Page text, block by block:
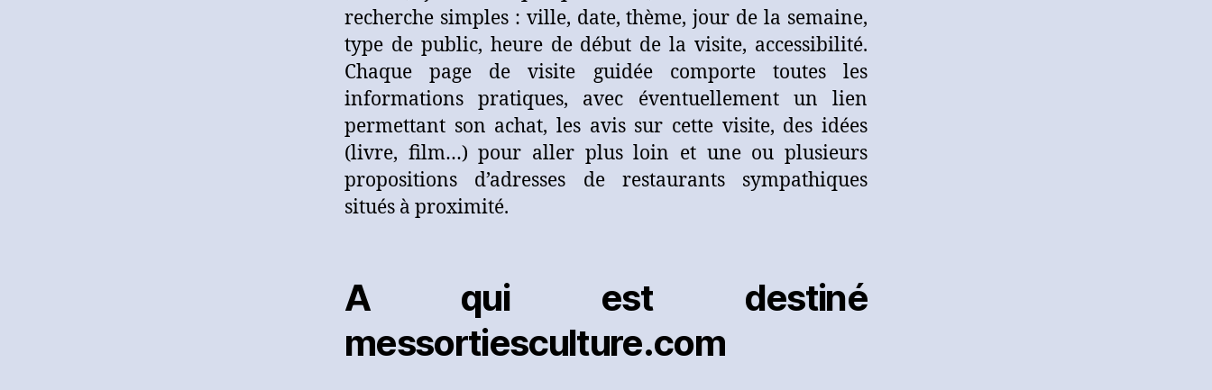
recherche simples : ville, date, thème, jour de la semaine,
type de public, heure de début de la visite, accessibilité.
Chaque page de visite guidée comporte toutes les
informations pratiques, avec éventuellement un lien
permettant son achat, les avis sur cette visite, des idées
(livre, film…) pour aller plus loin et une ou plusieurs
propositions d’adresses de restaurants sympathiques
situés à proximité.
A qui est destiné
messortiesculture.com